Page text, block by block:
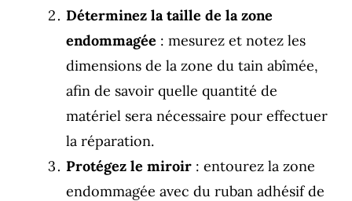
Déterminez la taille de la zone
endommagée : mesurez et notez les
dimensions de la zone du tain abîmée,
afin de savoir quelle quantité de
matériel sera nécessaire pour effectuer
la réparation.
Protégez le miroir : entourez la zone
endommagée avec du ruban adhésif de